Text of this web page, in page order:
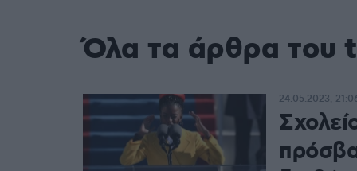
Όλα τα άρθρα του
24.05.2023,